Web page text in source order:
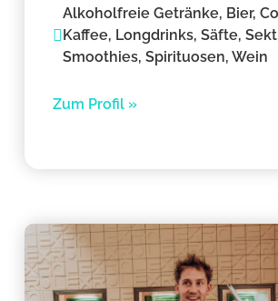
Alkoholfreie Getränke, Bier,
Kaffee, Longdrinks, Säfte,
Smoothies, Spirituosen, Wein
Zum Profil »